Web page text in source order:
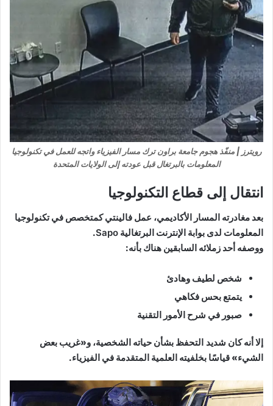
رويترز | منفّذ هجوم جامعة براون ترك مسار الفيزياء واتجه للعمل في تكنولوجيا
المعلومات بالبرتغال قبل عودته إلى الولايات المتحدة
انتقال إلى قطاع التكنولوجيا
بعد مغادرته المسار الأكاديمي، عمل فالينتي كمتخصص في تكنولوجيا
المعلومات لدى بوابة الإنترنت البرتغالية Sapo
.
ووصفه أحد زملائه السابقين هناك بأنه:
شخص لطيف وهادئ
يتمتع بحس فكاهي
صبور في شرح الأمور التقنية
إلا أنه كان شديد التحفظ بشأن حياته الشخصية، و«غريب بعض
الشيء» قياسًا بخلفيته العلمية المتقدمة في الفيزياء.